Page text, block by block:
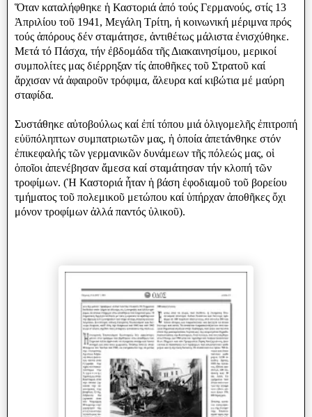
Ὅταν καταλήφθηκε ἡ Καστοριά ἀπό τούς Γερμανούς, στίς 13
Ἀπριλίου τοῦ 1941, Μεγάλη Τρίτη, ἡ κοινωνική μέριμνα πρός
τούς ἀπόρους δέν σταμάτησε, ἀντιθέτως μάλιστα ἐνισχύθηκε.
Μετά τό Πάσχα, τήν ἐβδομάδα τῆς Διακαινησίμου, μερικοί
συμπολίτες μας διέρρηξαν τίς ἀποθῆκες τοῦ Στρατοῦ καί
ἄρχισαν νά ἀφαιροῦν τρόφιμα, ἄλευρα καί κιβώτια μέ μαύρη
σταφίδα.
Συστάθηκε αὐτοβούλως καί ἐπί τόπου μιά ὁλιγομελῆς ἐπιτροπή
εὐϋπόληπτων συμπατριωτῶν μας, ἡ ὁποία ἀπετάνθηκε στόν
ἐπικεφαλής τῶν γερμανικῶν δυνάμεων τῆς πόλεώς μας, οἱ
ὁποῖοι ἀπενέβησαν ἄμεσα καί σταμάτησαν τήν κλοπή τῶν
τροφίμων. (Ἡ Καστοριά ἦταν ἡ βάση ἐφοδιαμοῦ τοῦ βορείου
τμήματος τοῦ πολεμικοῦ μετώπου καί ὑπήρχαν ἀποθῆκες ὄχι
μόνον τροφίμων ἀλλά παντός ὑλικοῦ).